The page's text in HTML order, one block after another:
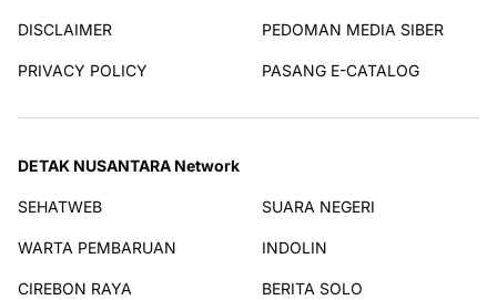
DISCLAIMER PEDOMAN MEDIA SIBER
PRIVACY POLICY PASANG E-CATALOG
DETAK NUSANTARA Network
SEHATWEB SUARA NEGERI
WARTA PEMBARUAN INDOLIN
CIREBON RAYA BERITA SOLO